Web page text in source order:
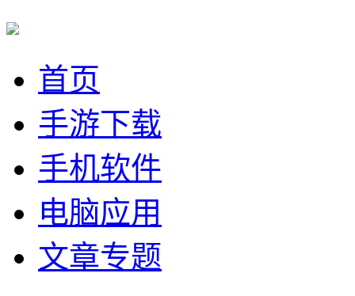
首页
手游下载
手机软件
电脑应用
文章专题